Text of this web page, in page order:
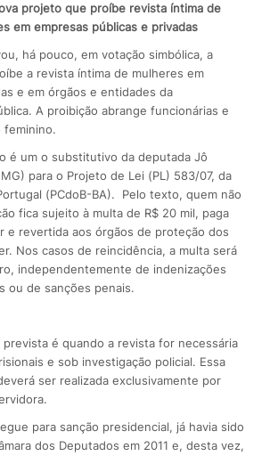
projeto que proíbe revista íntima de
em empresas públicas e privadas
há pouco, em votação simbólica, a
a revista íntima de mulheres em
e em órgãos e entidades da
A proibição abrange funcionárias e
feminino.
é um o substitutivo da deputada Jô
para o Projeto de Lei (PL) 583/07, da
(PCdoB-BA). Pelo texto, quem não
fica sujeito à multa de R$ 20 mil, paga
e revertida aos órgãos de proteção dos
Nos casos de reincidência, a multa será
independentemente de indenizações
ou de sanções penais.
prevista é quando a revista for necessária
e sob investigação policial. Essa
ser realizada exclusivamente por
para sanção presidencial, já havia sido
dos Deputados em 2011 e, desta vez,